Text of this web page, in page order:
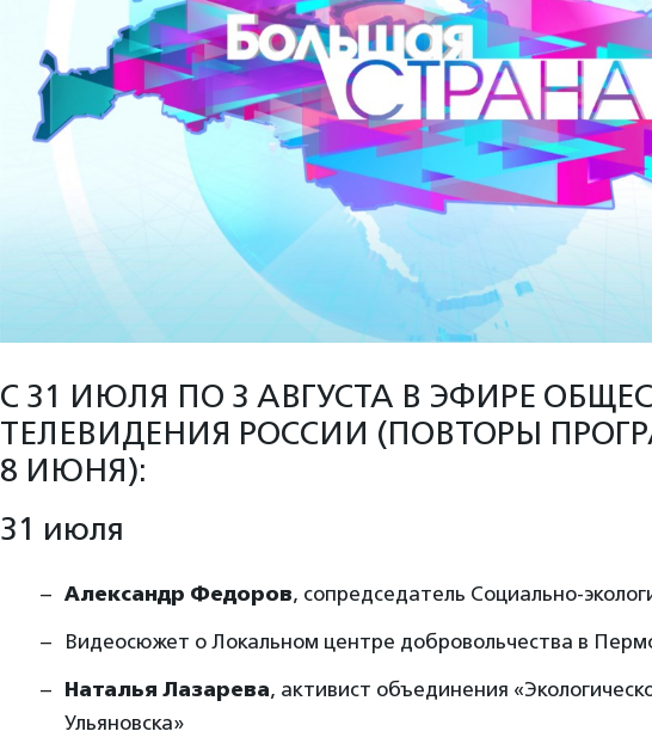
С 31 ИЮЛЯ ПО 3 АВГУСТА В ЭФИРЕ
ТЕЛЕВИДЕНИЯ РОССИИ (ПОВТОРЫ
8 ИЮНЯ):
31 июля
Александр Федоров, сопредседатель Социально-
Видеосюжет о Локальном центре добровольчества в
Наталья Лазарева, активист объединения
Ульяновска»